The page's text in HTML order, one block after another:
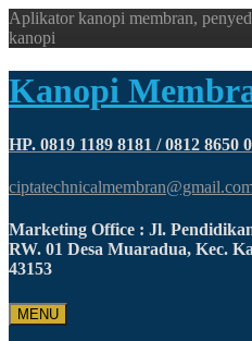
Aplikator kanopi membran,
kanopi
Kanopi
HP. 0819 1189 8181 / 0812 8650
Marketing Office : Jl.
RW. 01 Desa Muaradua, Kec.
43153
MENU